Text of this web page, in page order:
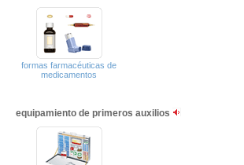
formas farmacéuticas de
medicamentos
equipamiento de primeros auxilios